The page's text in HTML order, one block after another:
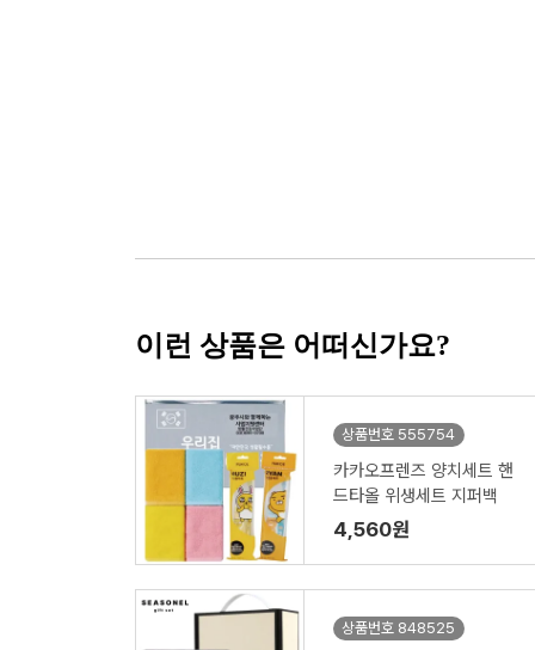
이런 상품은 어떠신가요?
상품번호 555754
카카오프렌즈 양치세트 핸
드타올 위생세트 지퍼백
4,560원
상품번호 848525